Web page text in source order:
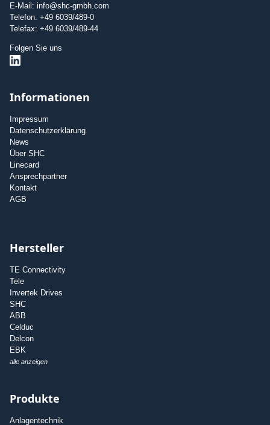
E-Mail: info@shc-gmbh.com
Telefon: +49 6039/489-0
Telefax: +49 6039/489-44
Folgen Sie uns
Informationen
Impressum
Datenschutzerklärung
News
Über SHC
Linecard
Ansprechpartner
Kontakt
AGB
Hersteller
TE Connectivity
Tele
Invertek Drives
SHC
ABB
Celduc
Delcon
EBK
alle anzeigen
Produkte
Anlagentechnik